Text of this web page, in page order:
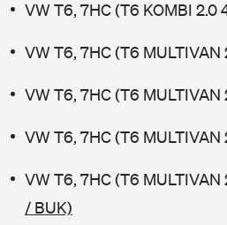
VW T6, 7HC (T6 KOMBI 2.0
VW T6, 7HC (T6
VW T6, 7HC (T6
VW T6, 7HC (T6
VW T6, 7HC (T6
/ BUK)